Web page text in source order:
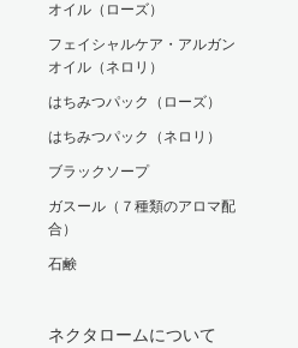
オイル（ローズ）
フェイシャルケア・アルガン
オイル（ネロリ）
はちみつパック（ローズ）
はちみつパック（ネロリ）
ブラックソープ
ガスール（７種類のアロマ配
合）
石鹸
ネクタロームについて